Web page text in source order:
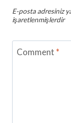
E-posta adresiniz
işaretlenmişlerdir
Comment *